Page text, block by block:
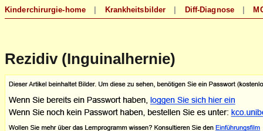
Rezidiv (Inguinalhernie)